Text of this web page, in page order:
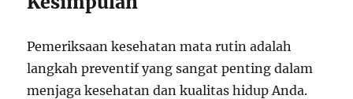
Pemeriksaan kesehatan mata rutin adalah
langkah preventif yang sangat penting dalam
menjaga kesehatan dan kualitas hidup Anda.